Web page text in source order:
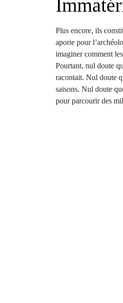
Plus encore, ils
aporie pour
imaginer comment
Pourtant, nul doute
racontait. Nul doute
saisons. Nul doute
pour parcourir des